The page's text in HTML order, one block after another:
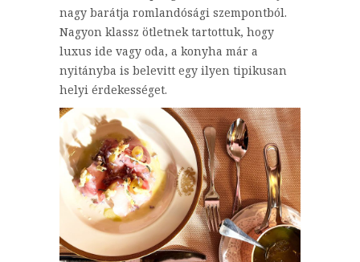
nagy barátja romlandósági szempontból.
Nagyon klassz ötletnek tartottuk, hogy
luxus ide vagy oda, a konyha már a
nyitányba is belevitt egy ilyen tipikusan
helyi érdekességet.